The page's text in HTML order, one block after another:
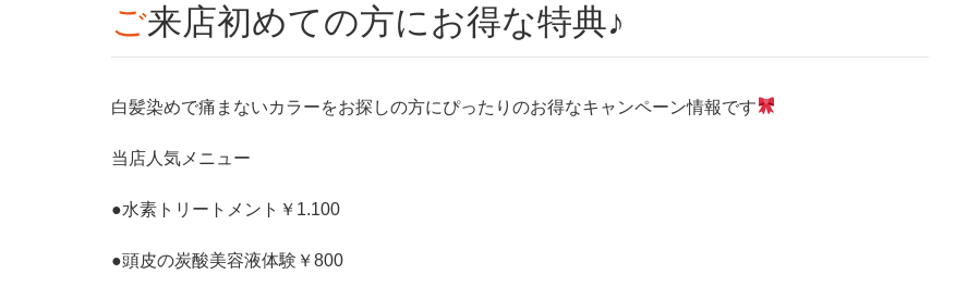
ご来店初めての方にお得な特典♪
白髪染めで痛まないカラーをお探しの方にぴったりのお得なキャンペーン情報です
当店人気メニュー
●水素トリートメント￥ 1.100
●頭皮の炭酸美容液体験￥800